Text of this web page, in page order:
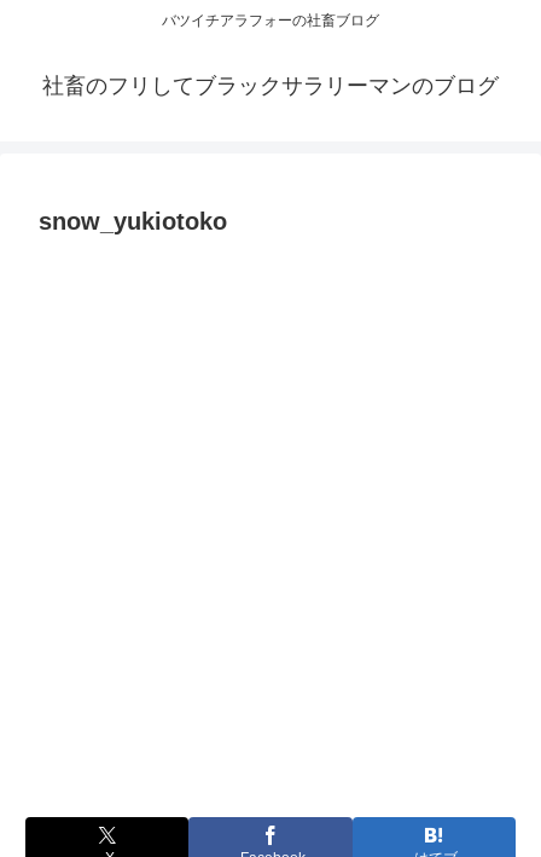
バツイチアラフォーの社畜ブログ
社畜のフリしてブラックサラリーマンのブログ
snow_yukiotoko